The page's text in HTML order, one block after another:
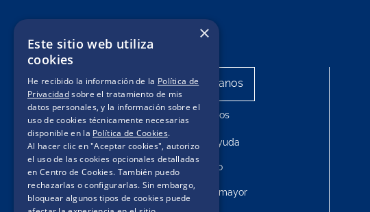
Mis pedidos
Centro de ayuda
Contacto
Compras por mayor
×
Este sitio web utiliza
cookies
He recibido la información de la Política de
Privacidadsobre el tratamiento de mis
datos personales, y la información sobre el
uso de cookies técnicamente necesarias
disponible en la Política de Cookies.
Al hacer clic en "Aceptar cookies", autorizo
el uso de las cookies opcionales detalladas
en Centro de Cookies. También puedo
rechazarlas o configurarlas. Sin embargo,
bloquear algunos tipos de cookies puede